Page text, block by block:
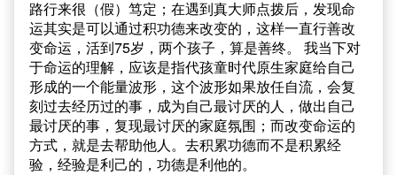
路行来很（假）笃定；在遇到真大师点拨后，发现命
运其实是可以通过积功德来改变的，这样一直行善改
变命运，活到75岁，两个孩子，算是善终。 我当下对
于命运的理解，应该是指代孩童时代原生家庭给自己
形成的一个能量波形，这个波形如果放任自流，会复
刻过去经历过的事，成为自己最讨厌的人，做出自己
最讨厌的事，复现最讨厌的家庭氛围；而改变命运的
方式，就是去帮助他人。去积累功德而不是积累经
验，经验是利己的，功德是利他的。